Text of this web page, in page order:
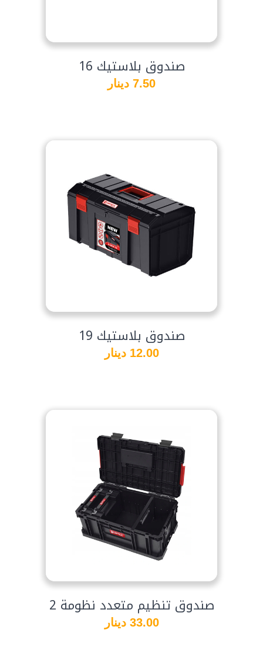
صندوق بلاستيك 16
7.50 دينار
صندوق بلاستيك 19
12.00 دينار
صندوق تنظيم متعدد نظومة 2
33.00 دينار